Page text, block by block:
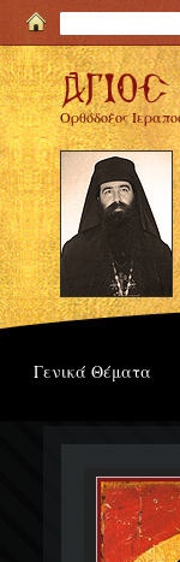
Ορθόδοξος
Γενικά Θέματα